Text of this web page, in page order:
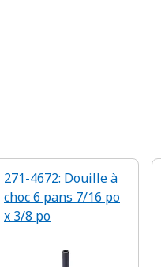
271-4672: Douille à
choc 6 pans 7/16 po
x 3/8 po